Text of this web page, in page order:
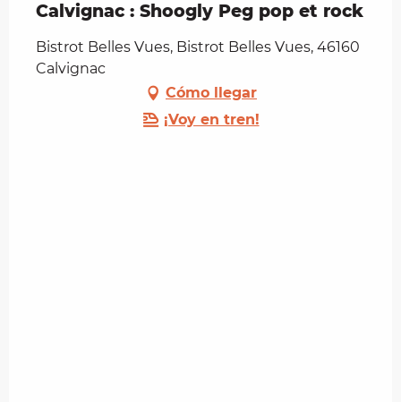
Calvignac : Shoogly Peg pop et rock
Bistrot Belles Vues, Bistrot Belles Vues, 46160
Calvignac
Cómo llegar
¡Voy en tren!